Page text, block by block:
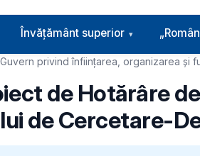
Învățământ superior
privind înființarea, organizarea și
de Hotărâre
de Cercetare-